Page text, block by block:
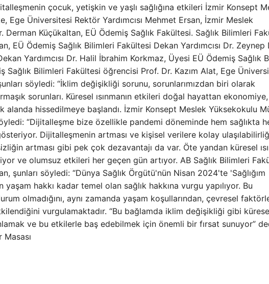
çocuk, yetişkin ve yaşlı sağlığına etkileri İzmir Konsept
Ege Üniversitesi Rektör Yardımcısı Mehmet Ersan, İzmir Meslek
Küçükaltan, EÜ Ödemiş Sağlık Fakültesi. Sağlık Bilimleri
EÜ Ödemiş Sağlık Bilimleri Fakültesi Dekan Yardımcısı Dr. Zeynep
Yardımcısı Dr. Halil İbrahim Korkmaz, Üyesi EÜ Ödemiş Sağlık
Sağlık Bilimleri Fakültesi öğrencisi Prof. Dr. Kazım Alat, Ege
söyledi: “İklim değişikliği sorunu, sorunlarımızdan biri olarak
sorunları. Küresel ısınmanın etkileri doğal hayattan ekonomiye,
alanda hissedilmeye başlandı. İzmir Konsept Meslek Yüksekokulu
“Dijitalleşme bize özellikle pandemi döneminde hem sağlıkta
Dijitalleşmenin artması ve kişisel verilere kolay
artması gibi pek çok dezavantajı da var. Öte yandan küresel
ve olumsuz etkileri her geçen gün artıyor. AB Sağlık Bilimleri
şunları söyledi: “Dünya Sağlık Örgütü'nün Nisan 2024'te 'Sağlığım
yaşam hakkı kadar temel olan sağlık hakkına vurgu yapılıyor. Bu
olmadığını, aynı zamanda yaşam koşullarından, çevresel
vurgulamaktadır. “Bu bağlamda iklim değişikliği gibi
ve bu etkilerle baş edebilmek için önemli bir fırsat sunuyor”